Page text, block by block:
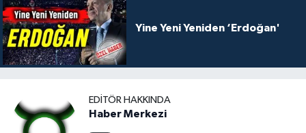
Yine Yeni Yeniden ‘Erdoğan'
EDITÖR HAKKINDA
Haber Merkezi